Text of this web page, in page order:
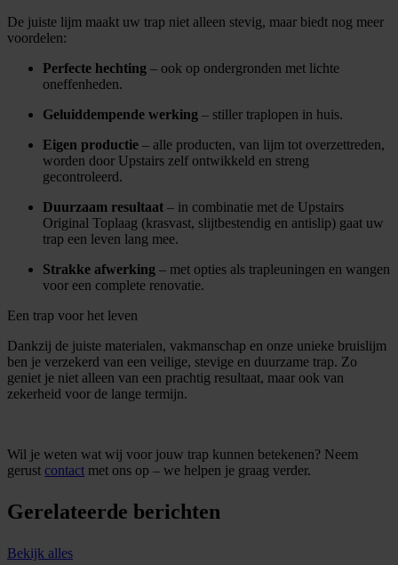
De juiste lijm maakt uw trap niet alleen stevig, maar biedt nog meer
voordelen:
Perfecte hechting – ook op ondergronden met lichte
oneffenheden.
Geluiddempende werking – stiller traplopen in huis.
Eigen productie – alle producten, van lijm tot overzettreden,
worden door Upstairs zelf ontwikkeld en streng
gecontroleerd.
Duurzaam resultaat – in combinatie met de Upstairs
Original Toplaag (krasvast, slijtbestendig en antislip) gaat uw
trap een leven lang mee.
Strakke afwerking – met opties als trapleuningen en wangen
voor een complete renovatie.
Een trap voor het leven
Dankzij de juiste materialen, vakmanschap en onze unieke bruislijm
ben je verzekerd van een veilige, stevige en duurzame trap. Zo
geniet je niet alleen van een prachtig resultaat, maar ook van
zekerheid voor de lange termijn.
Wil je weten wat wij voor jouw trap kunnen betekenen? Neem
gerust contact met ons op – we helpen je graag verder.
Gerelateerde berichten
Bekijk alles